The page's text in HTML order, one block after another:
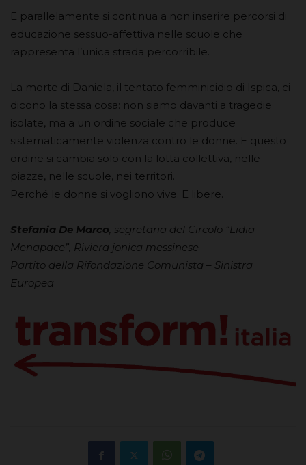
E parallelamente si continua a non inserire percorsi di
educazione sessuo-affettiva nelle scuole che
rappresenta l’unica strada percorribile.
La morte di Daniela, il tentato femminicidio di Ispica, ci
dicono la stessa cosa: non siamo davanti a tragedie
isolate, ma a un ordine sociale che produce
sistematicamente violenza contro le donne. E questo
ordine si cambia solo con la lotta collettiva, nelle
piazze, nelle scuole, nei territori.
Perché le donne si vogliono vive. E libere.
Stefania De Marco, segretaria del Circolo “Lidia
Menapace”, Riviera jonica messinese
Partito della Rifondazione Comunista – Sinistra
Europea